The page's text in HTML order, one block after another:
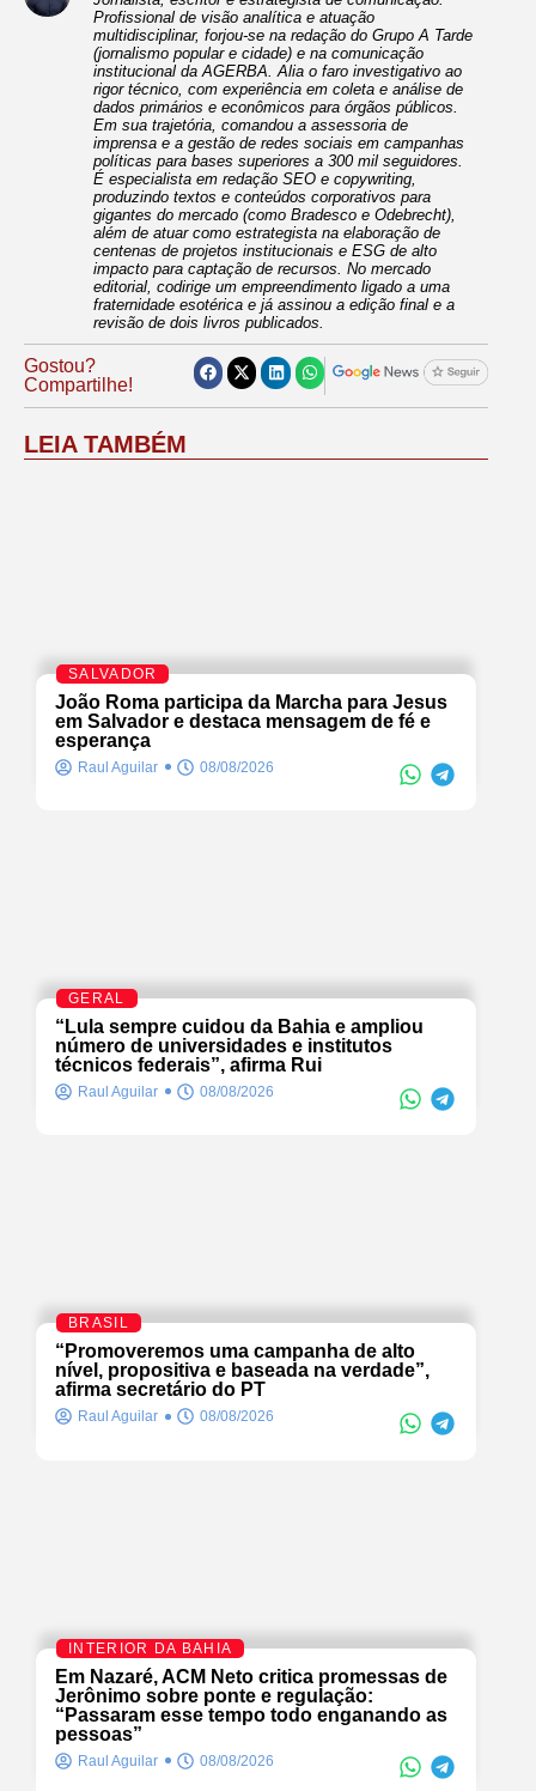
Profissional de visão analítica e atuação
multidisciplinar, forjou-se na redação do Grupo A Tarde
(jornalismo popular e cidade) e na comunicação
institucional da AGERBA. Alia o faro investigativo ao
rigor técnico, com experiência em coleta e análise de
dados primários e econômicos para órgãos públicos.
Em sua trajetória, comandou a assessoria de
imprensa e a gestão de redes sociais em campanhas
políticas para bases superiores a 300 mil seguidores.
É especialista em redação SEO e copywriting,
produzindo textos e conteúdos corporativos para
gigantes do mercado (como Bradesco e Odebrecht),
além de atuar como estrategista na elaboração de
centenas de projetos institucionais e ESG de alto
impacto para captação de recursos. No mercado
editorial, codirige um empreendimento ligado a uma
fraternidade esotérica e já assinou a edição final e a
revisão de dois livros publicados.
Gostou?
Compartilhe!
LEIA TAMBÉM
SALVADOR
João Roma participa da Marcha para Jesus
em Salvador e destaca mensagem de fé e
esperança
Raul Aguilar 08/08/2026
GERAL
“Lula sempre cuidou da Bahia e ampliou
número de universidades e institutos
técnicos federais”, afirma Rui
Raul Aguilar 08/08/2026
BRASIL
“Promoveremos uma campanha de alto
nível, propositiva e baseada na verdade”,
afirma secretário do PT
Raul Aguilar 08/08/2026
INTERIOR DA BAHIA
Em Nazaré, ACM Neto critica promessas de
Jerônimo sobre ponte e regulação:
“Passaram esse tempo todo enganando as
pessoas”
Raul Aguilar 08/08/2026